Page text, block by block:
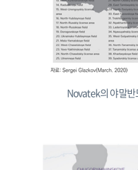
Novatek의 야말반